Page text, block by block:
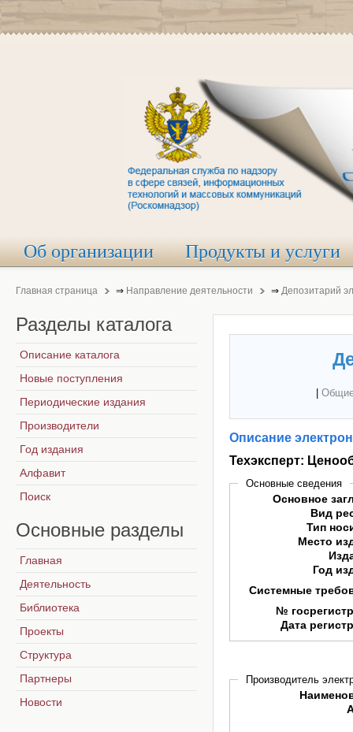
Об организации Продукты и услуги
Главная страница ⇒ Направление деятельности ⇒ Депозитарий
Описание
Техэксперт:
Основные сведения
Основное
Вид
Тип
Место
Год
Системные
№
Дата
Производитель
Разделы каталога
Описание каталога
Новые поступления
Периодические издания
Производители
Год издания
Алфавит
Поиск
Основные разделы
Главная
Деятельность
Библиотека
Проекты
Структура
Партнеры
Новости